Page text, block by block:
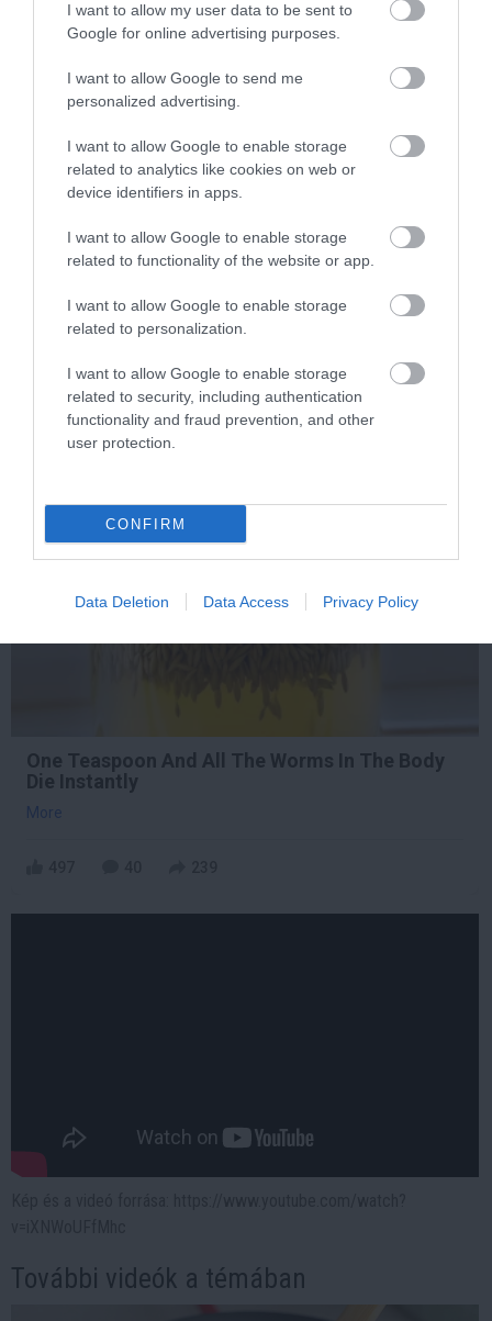
I want to allow my user data to be sent to
Google for online advertising purposes.
I want to allow Google to send me
personalized advertising.
I want to allow Google to enable storage
related to analytics like cookies on web or
device identifiers in apps.
I want to allow Google to enable storage
related to functionality of the website or app.
I want to allow Google to enable storage
related to personalization.
I want to allow Google to enable storage
related to security, including authentication
functionality and fraud prevention, and other
user protection.
CONFIRM
Data Deletion Data Access Privacy Policy
5 Hidden Signs You Have Worms Inside Your
Body
317 174 95
One Teaspoon And All The Worms In The Body
Die Instantly
More
További videók a témában